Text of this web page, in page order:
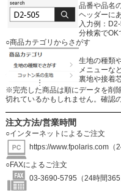
品番や品名
ヘッダーに
入力例：
分検索でOK
○商品カテゴリからさがす
生地の種類
メニューな
裏地や接着
※完売した商品は順にデータを削
切れているかもしれません。確認
注文方法/営業時間
○インターネットによるご注文
https://www.fpolaris.com（
○FAXによるご注文
03-3690-5795（24時間365